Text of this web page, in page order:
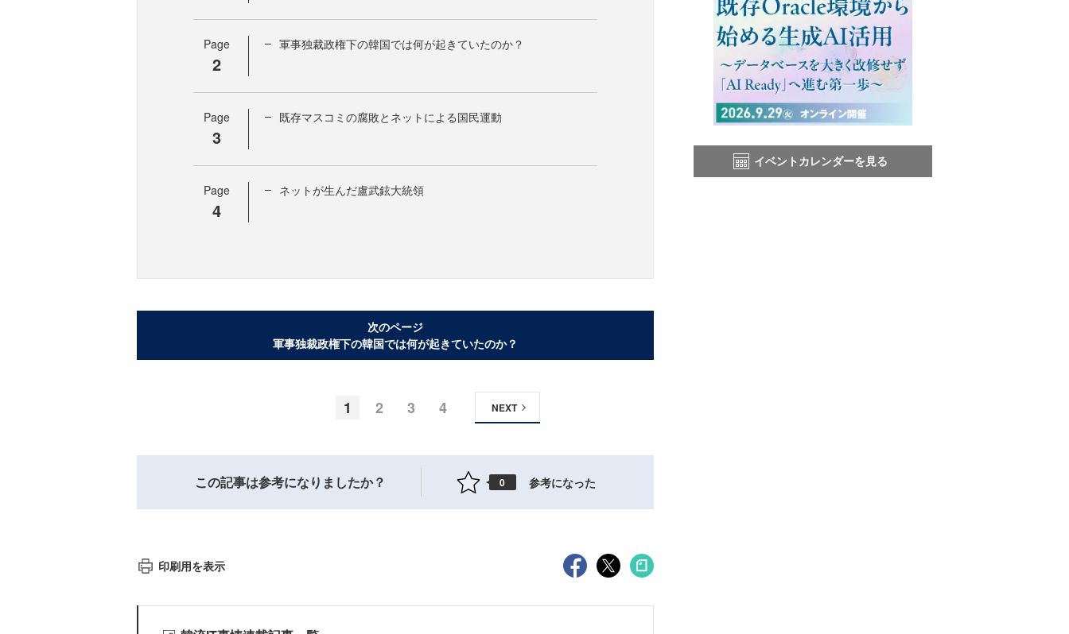
Page
2
軍事独裁政権下の韓国では何が起きていたのか？
Page
3
既存マスコミの腐敗とネットによる国民運動
Page
4
ネットが生んだ盧武鉉大統領
次のページ
軍事独裁政権下の韓国では何が起きていたのか？
1 2 3 4 NEXT
この記事は参考になりましたか？ 0 参考になった
印刷用を表示
イベントカレンダーを見る